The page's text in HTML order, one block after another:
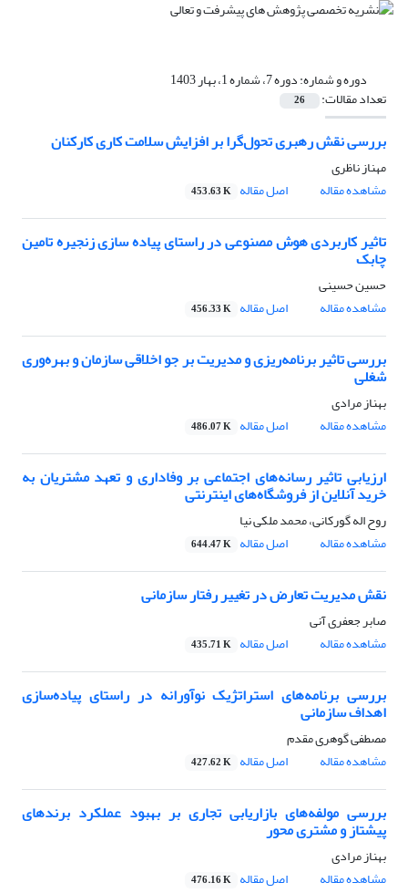
دوره و شماره:دوره 7، شماره 1، بهار 1403
تعداد مقالات: 26
بررسی نقش رهبری تحول‌گرا بر افزایش سلامت کاری کارکنان
مهناز ناظری
مشاهده مقاله
اصل مقاله 453.63 K
تاثیر کاربردی هوش مصنوعی در راستای پیاده سازی زنجیره تامین
چابک
حسین حسینی
مشاهده مقاله
اصل مقاله 456.33 K
بررسی تاثیر برنامه‌ریزی و مدیریت بر جو اخلاقی سازمان و بهره‌وری
شغلی
بهناز مرادی
مشاهده مقاله
اصل مقاله 486.07 K
ارزیابی تاثیر رسانه‌های اجتماعی بر وفاداری و تعهد مشتریان به
خرید آنلاین از فروشگاه‌های اینترنتی
روح اله گورکانی، محمد ملکی نیا
مشاهده مقاله
اصل مقاله 644.47 K
نقش مدیریت تعارض در تغییر رفتار سازمانی
صابر جعفری آنی
مشاهده مقاله
اصل مقاله 435.71 K
بررسی برنامه‌های استراتژیک نوآورانه در راستای پیاده‌سازی
اهداف سازمانی
مصطفی گوهری مقدم
مشاهده مقاله
اصل مقاله 427.62 K
بررسی مولفه‌های بازاریابی تجاری بر بهبود عملکرد برندهای
پیشتاز و مشتری محور
بهناز مرادی
مشاهده مقاله
اصل مقاله 476.16 K